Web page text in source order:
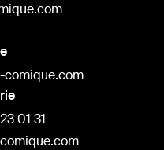
comique.com
01 31